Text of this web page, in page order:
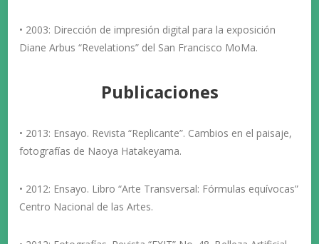
• 2003: Dirección de impresión digital para la exposición
Diane Arbus “Revelations” del San Francisco MoMa.
Publicaciones
• 2013: Ensayo. Revista “Replicante”. Cambios en el paisaje,
fotografías de Naoya Hatakeyama.
• 2012: Ensayo. Libro “Arte Transversal: Fórmulas equívocas”
Centro Nacional de las Artes.